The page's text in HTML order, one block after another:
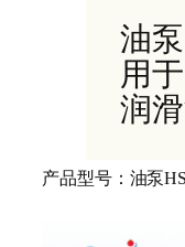
油
用
润
产品型号： 油泵